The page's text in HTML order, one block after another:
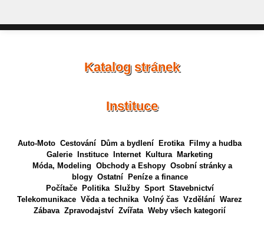
Katalog stránek
Instituce
Auto-Moto Cestování Dům a bydlení Erotika
Filmy a hudba
Galerie
Instituce Internet Kultura
Marketing
Móda, Modeling Obchody a Eshopy Osobní stránky a
blogy Ostatní
Peníze a finance
Počítače
Politika Služby Sport Stavebnictví
Telekomunikace Věda a technika Volný čas Vzdělání Warez
Zábava Zpravodajství Zvířata Weby všech kategorií